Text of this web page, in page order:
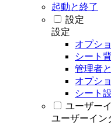
起動と終了
設定
設定
オプシ
シート
管理者
オプシ
シート
ユーザー
ユーザーイン